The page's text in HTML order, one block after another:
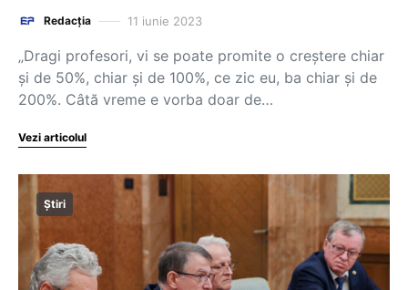
Redacția 11 iunie 2023
„Dragi profesori, vi se poate promite o creștere chiar
și de 50%, chiar și de 100%, ce zic eu, ba chiar și de
200%. Câtă vreme e vorba doar de…
Vezi articolul
Știri